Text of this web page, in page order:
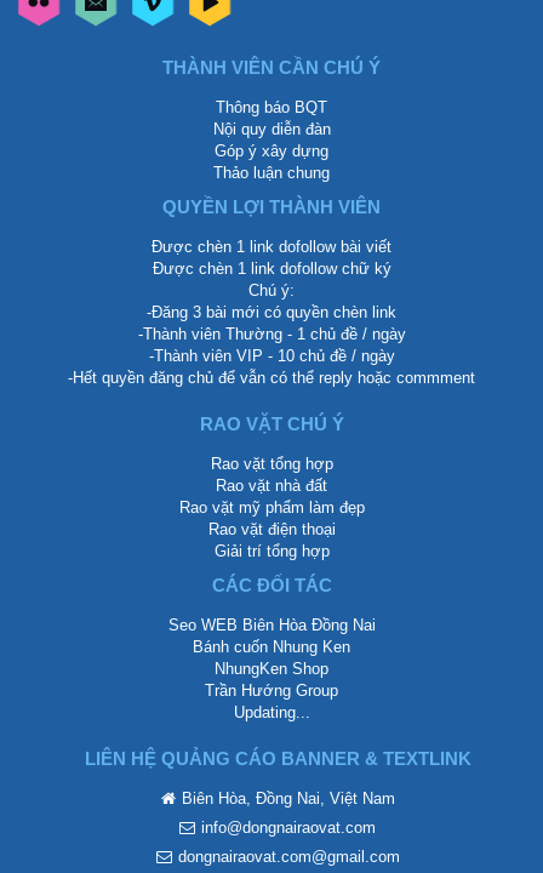
THÀNH VIÊN CẦN CHÚ Ý
Thông báo BQT
Nội quy diễn đàn
Góp ý xây dựng
Thảo luận chung
QUYỀN LỢI THÀNH VIÊN
Được chèn 1 link dofollow bài viết
Được chèn 1 link dofollow chữ ký
Chú ý:
-Đăng 3 bài mới có quyền chèn link
-Thành viên Thường - 1 chủ đề / ngày
-Thành viên VIP - 10 chủ đề / ngày
-Hết quyền đăng chủ để vẫn có thể reply hoặc commment
RAO VẶT CHÚ Ý
Rao vặt tổng hợp
Rao vặt nhà đất
Rao vặt mỹ phẩm làm đẹp
Rao vặt điện thoại
Giải trí tổng hợp
CÁC ĐỐI TÁC
Seo WEB Biên Hòa Đồng Nai
Bánh cuốn Nhung Ken
NhungKen Shop
Trần Hướng Group
Updating...
LIÊN HỆ QUẢNG CÁO BANNER & TEXTLINK
Biên Hòa, Đồng Nai, Việt Nam
info@dongnairaovat.com
dongnairaovat.com@gmail.com